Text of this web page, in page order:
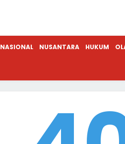
NASIONAL NUSANTARA HUKUM